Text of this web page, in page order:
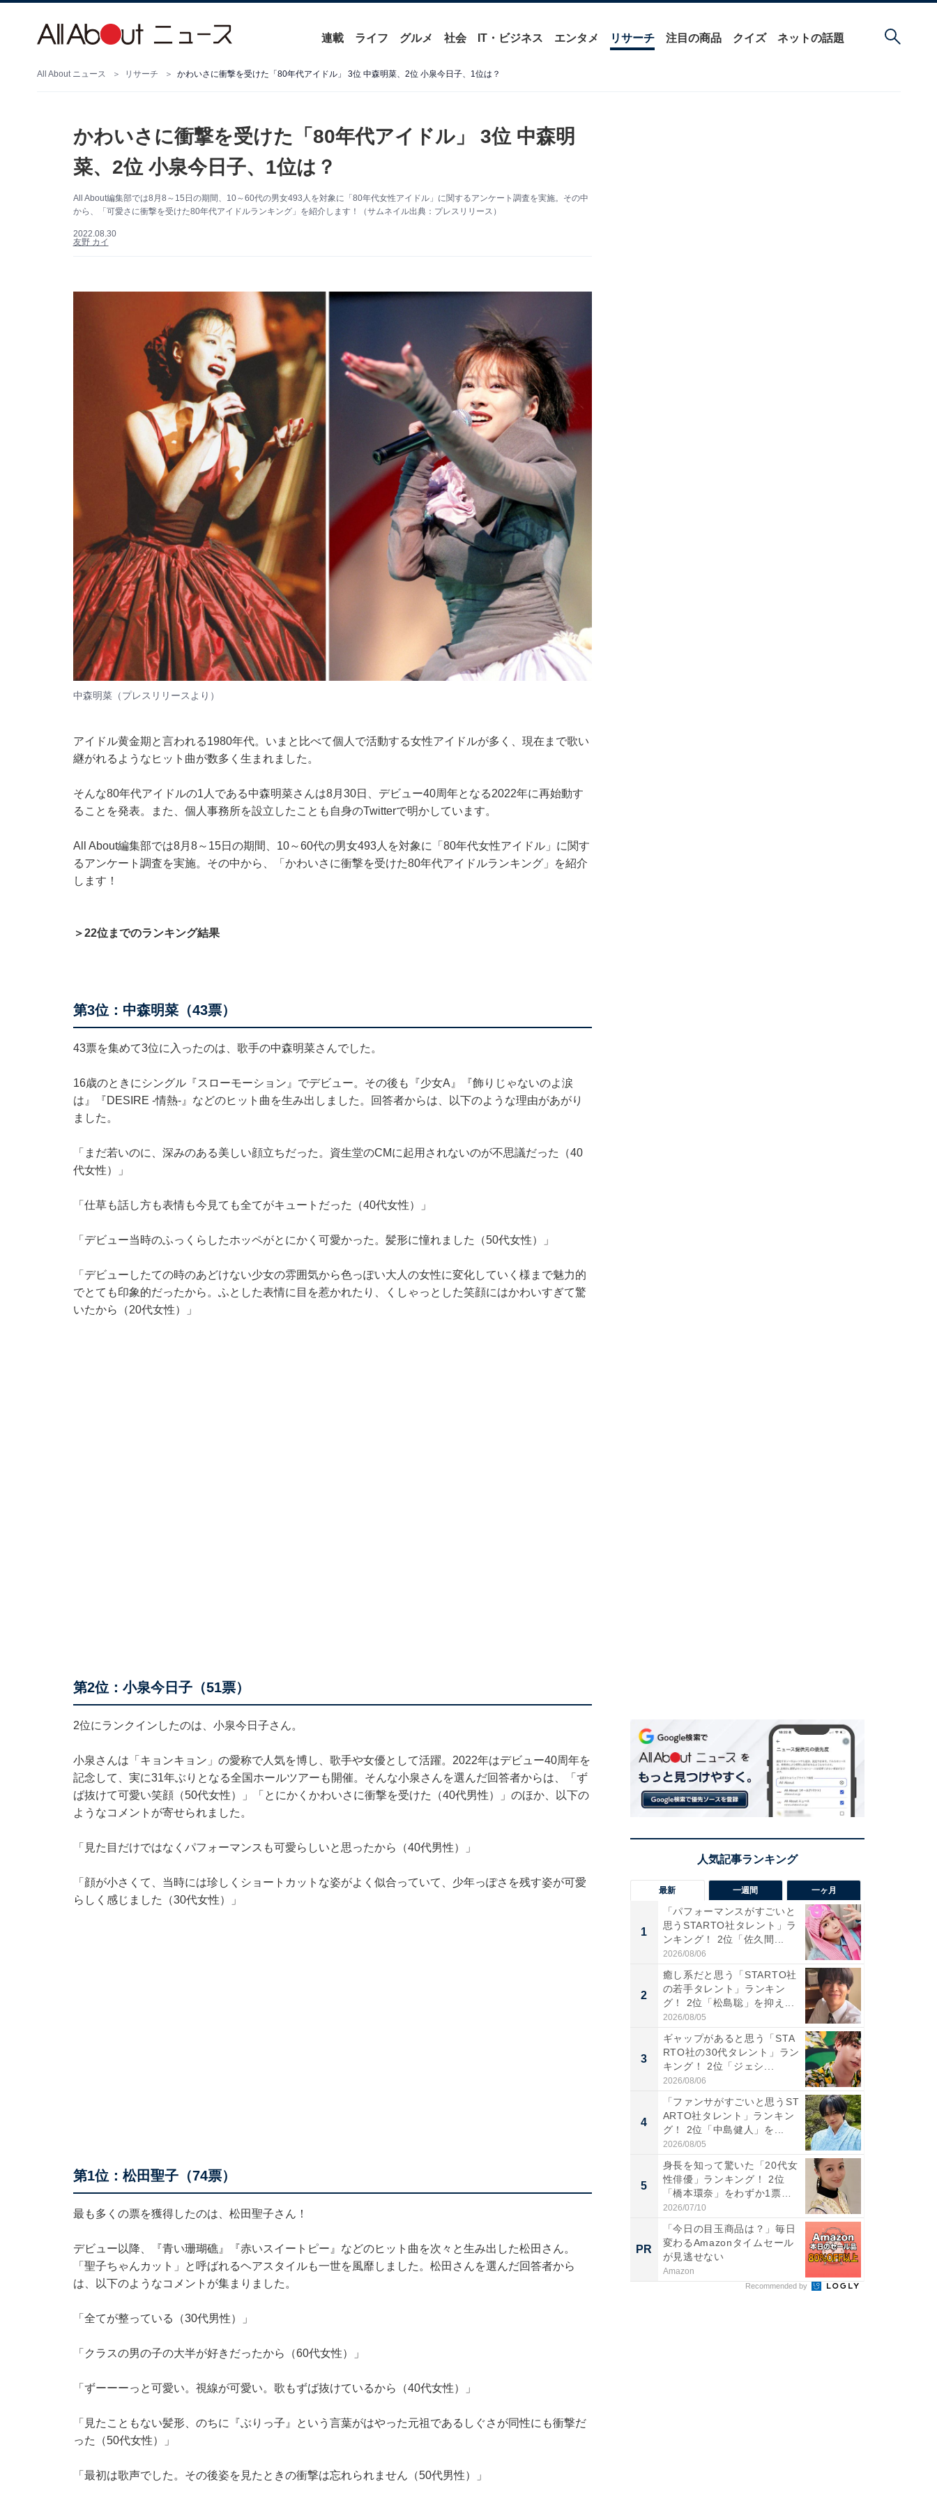
連載 ライフ グルメ 社会 IT・ビジネス エンタメ リサーチ 注目の商品 クイズ ネットの話題
All About ニュース リサーチ かわいさに衝撃を受けた「80年代アイドル」 3位 中森明菜、2位 小泉今日子、1位は？
かわいさに衝撃を受けた「80年代アイドル」 3位 中森明
菜、2位 小泉今日子、1位は？
All About編集部では8月8～15日の期間、10～60代の男女493人を対象に「80年代女性アイドル」に関するアンケート調査を実施。その中
から、「可愛さに衝撃を受けた80年代アイドルランキング」を紹介します！（サムネイル出典：プレスリリース）
2022.08.30
友野 カイ
中森明菜（プレスリリースより）
アイドル黄金期と言われる1980年代。いまと比べて個人で活動する女性アイドルが多く、現在まで歌い
継がれるようなヒット曲が数多く生まれました。
そんな80年代アイドルの1人である中森明菜さんは8月30日、デビュー40周年となる2022年に再始動す
ることを発表。また、個人事務所を設立したことも自身のTwitterで明かしています。
All About編集部では8月8～15日の期間、10～60代の男女493人を対象に「80年代女性アイドル」に関す
るアンケート調査を実施。その中から、「かわいさに衝撃を受けた80年代アイドルランキング」を紹介
します！
＞22位までのランキング結果
第3位：中森明菜（43票）
43票を集めて3位に入ったのは、歌手の中森明菜さんでした。
16歳のときにシングル『スローモーション』でデビュー。その後も『少女A』『飾りじゃないのよ涙
は』『DESIRE -情熱-』などのヒット曲を生み出しました。回答者からは、以下のような理由があがり
ました。
「まだ若いのに、深みのある美しい顔立ちだった。資生堂のCMに起用されないのが不思議だった（40
代女性）」
「仕草も話し方も表情も今見ても全てがキュートだった（40代女性）」
「デビュー当時のふっくらしたホッペがとにかく可愛かった。髪形に憧れました（50代女性）」
「デビューしたての時のあどけない少女の雰囲気から色っぽい大人の女性に変化していく様まで魅力的
でとても印象的だったから。ふとした表情に目を惹かれたり、くしゃっとした笑顔にはかわいすぎて驚
いたから（20代女性）」
第2位：小泉今日子（51票）
2位にランクインしたのは、小泉今日子さん。
小泉さんは「キョンキョン」の愛称で人気を博し、歌手や女優として活躍。2022年はデビュー40周年を
記念して、実に31年ぶりとなる全国ホールツアーも開催。そんな小泉さんを選んだ回答者からは、「ず
ば抜けて可愛い笑顔（50代女性）」「とにかくかわいさに衝撃を受けた（40代男性）」のほか、以下の
ようなコメントが寄せられました。
「見た目だけではなくパフォーマンスも可愛らしいと思ったから（40代男性）」
「顔が小さくて、当時には珍しくショートカットな姿がよく似合っていて、少年っぽさを残す姿が可愛
らしく感じました（30代女性）」
第1位：松田聖子（74票）
最も多くの票を獲得したのは、松田聖子さん！
デビュー以降、『青い珊瑚礁』『赤いスイートピー』などのヒット曲を次々と生み出した松田さん。
「聖子ちゃんカット」と呼ばれるヘアスタイルも一世を風靡しました。松田さんを選んだ回答者から
は、以下のようなコメントが集まりました。
「全てが整っている（30代男性）」
「クラスの男の子の大半が好きだったから（60代女性）」
「ずーーーっと可愛い。視線が可愛い。歌もずば抜けているから（40代女性）」
「見たこともない髪形、のちに『ぶりっ子』という言葉がはやった元祖であるしぐさが同性にも衝撃だ
った（50代女性）」
「最初は歌声でした。その後姿を見たときの衝撃は忘れられません（50代男性）」
最新 一週間 一ヶ月
1
「パフォーマンスがすごいと
思うSTARTO社タレント」ラ
ンキング！ 2位「佐久間...
2026/08/06
2
癒し系だと思う「STARTO社
の若手タレント」ランキン
グ！ 2位「松島聡」を抑え...
2026/08/05
3
ギャップがあると思う「STA
RTO社の30代タレント」ラン
キング！ 2位「ジェシ...
2026/08/06
4
「ファンサがすごいと思うST
ARTO社タレント」ランキン
グ！ 2位「中島健人」を...
2026/08/05
5
身長を知って驚いた「20代女
性俳優」ランキング！ 2位
「橋本環奈」をわずか1票
差...
2026/07/10
PR
「今日の目玉商品は？」毎日
変わるAmazonタイムセール
が見逃せない
Amazon
Recommended by